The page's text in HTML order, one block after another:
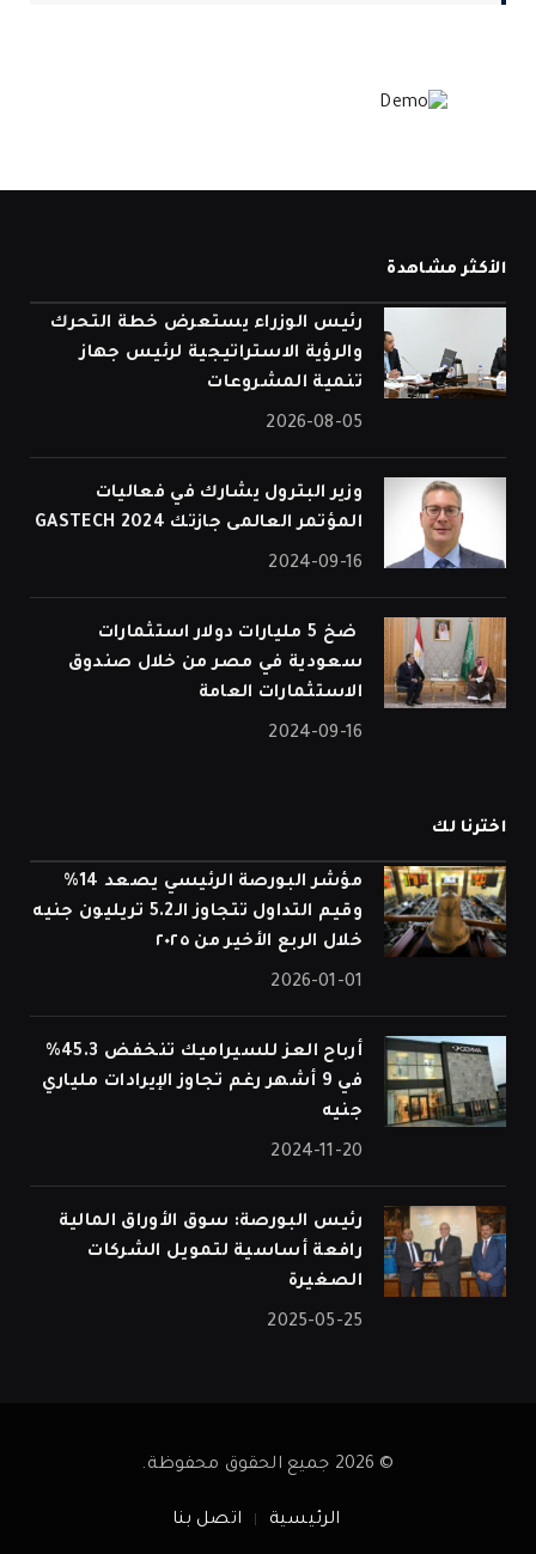
الأكثر مشاهدة
رئيس الوزراء يستعرض خطة التحرك
والرؤية الاستراتيجية لرئيس جهاز
تنمية المشروعات
2026-08-05
وزير البترول يشارك في فعاليات
المؤتمر العالمى جازتك 2024 GASTECH
2024-09-16
⁠ ضخ 5 مليارات دولار استثمارات
سعودية في مصر من خلال صندوق
الاستثمارات العامة
2024-09-16
اخترنا لك
مؤشر البورصة الرئيسي يصعد 14%
وقيم التداول تتجاوز الـ5.2 تريليون جنيه
خلال الربع الأخير من ٢٠٢٥
2026-01-01
أرباح العز للسيراميك تنخفض 45.3%
في 9 أشهر رغم تجاوز الإيرادات ملياري
جنيه
2024-11-20
رئيس البورصة: سوق الأوراق المالية
رافعة أساسية لتمويل الشركات
الصغيرة
2025-05-25
© 2026 جميع الحقوق محفوظة.
الرئيسية اتصل بنا